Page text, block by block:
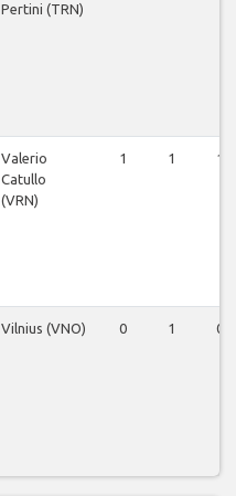
Pertini (TRN)
Valerio
Catullo
(VRN)
1 1 1
Vilnius (VNO) 0 1 0